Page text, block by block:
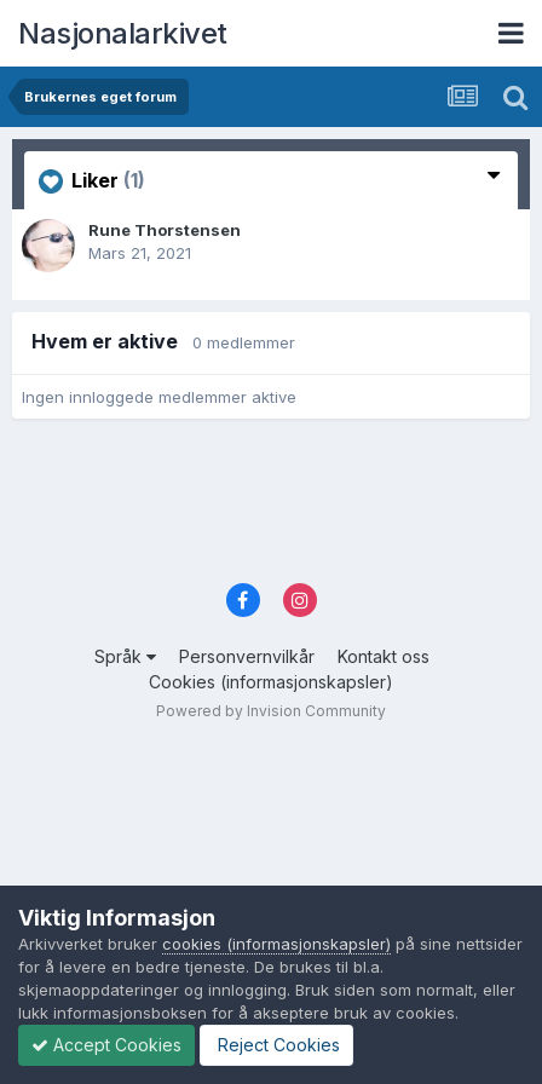
Nasjonalarkivet
Brukernes eget forum
Liker (1)
Rune Thorstensen
Mars 21, 2021
Hvem er aktive 0 medlemmer
Ingen innloggede medlemmer aktive
Språk Personvernvilkår
Kontakt oss
Cookies (informasjonskapsler)
Powered by Invision Community
Viktig Informasjon
Arkivverket bruker cookies (informasjonskapsler) på sine nettsider
for å levere en bedre tjeneste. De brukes til bl.a.
skjemaoppdateringer og innlogging. Bruk siden som normalt, eller
lukk informasjonsboksen for å akseptere bruk av cookies.
Accept Cookies Reject Cookies